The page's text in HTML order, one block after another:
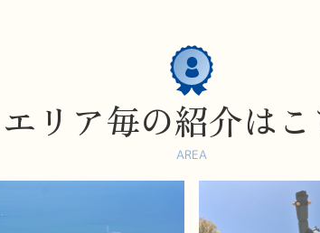
エリア毎の紹介はこ
AREA